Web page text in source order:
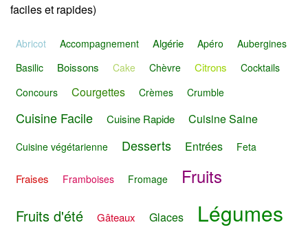
faciles et rapides)
Abricot Accompagnement Algérie Apéro
Aubergines
Basilic
Boissons Cake Chèvre Citrons
Cocktails
Concours
Courgettes Crèmes Crumble
Cuisine Facile Cuisine Rapide Cuisine Saine
Cuisine végétarienne Desserts Entrées Feta
Fraises Framboises Fromage Fruits
Fruits d'été Gâteaux Glaces Légumes